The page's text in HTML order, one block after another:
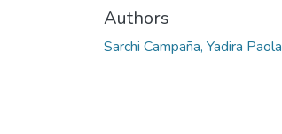
Authors
Sarchi Campaña, Yadira Paola